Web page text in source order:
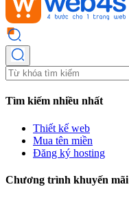
Tìm kiếm nhiều nhất
Thiết kế web
Mua tên miền
Đăng ký hosting
Chương trình khuyến mãi